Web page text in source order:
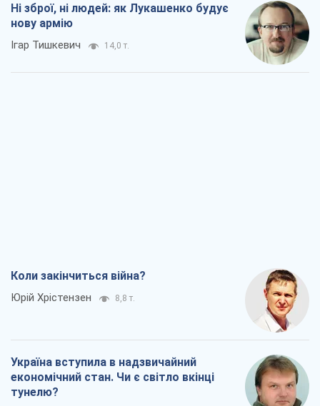
Ні зброї, ні людей: як Лукашенко будує
нову армію
Ігар Тишкевич 14,0 т.
Коли закінчиться війна?
Юрій Хрістензен 8,8 т.
Україна вступила в надзвичайний
економічний стан. Чи є світло вкінці
тунелю?